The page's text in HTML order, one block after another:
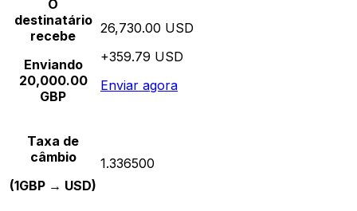
O
destinatário
recebe
Enviando
20,000.00
GBP
26,730.00 USD
+359.79 USD
Enviar agora
Taxa de
câmbio
(1GBP → USD)
1.336500